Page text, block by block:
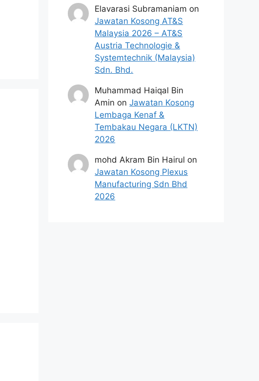
Elavarasi Subramaniam on
Jawatan Kosong AT&S
Malaysia 2026 – AT&S
Austria Technologie &
Systemtechnik (Malaysia)
Sdn. Bhd.
Muhammad Haiqal Bin
Amin onJawatan Kosong
Lembaga Kenaf &
Tembakau Negara (LKTN)
2026
mohd Akram Bin Hairul on
Jawatan Kosong Plexus
Manufacturing Sdn Bhd
2026